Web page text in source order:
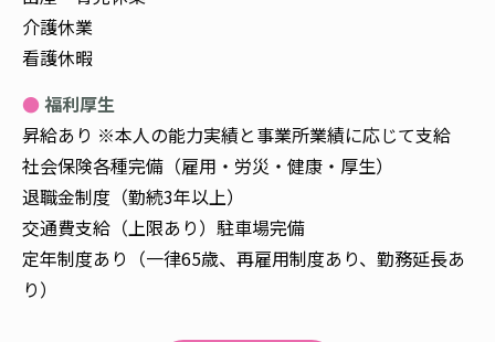
介護休業
看護休暇
福利厚生
昇給あり ※本人の能力実績と事業所業績に応じて支給
社会保険各種完備（雇用・労災・健康・厚生）
退職金制度（勤続3年以上）
交通費支給（上限あり）駐車場完備
定年制度あり（一律65歳、再雇用制度あり、勤務延長あ
り）